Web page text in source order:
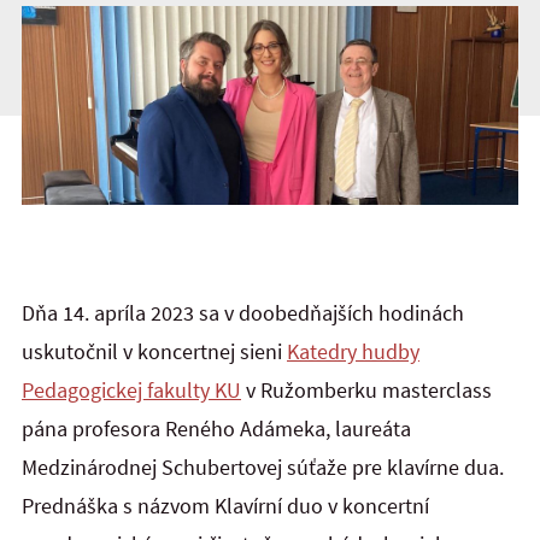
Dňa 14. apríla 2023 sa v doobedňajších hodinách
uskutočnil v koncertnej sieni Katedry hudby
Pedagogickej fakulty KU v Ružomberku masterclass
pána profesora Reného Adámeka, laureáta
Medzinárodnej Schubertovej súťaže pre klavírne dua.
Prednáška s názvom Klavírní duo v koncertní